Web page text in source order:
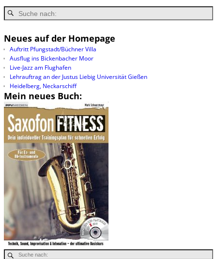
Neues auf der Homepage
Auftritt Pfungstadt/Büchner Villa
Ausflug ins Bickenbacher Moor
Live-Jazz am Flughafen
Lehrauftrag an der Justus Liebig Universität Gießen
Heidelberg, Neckarschiff
Mein neues Buch: